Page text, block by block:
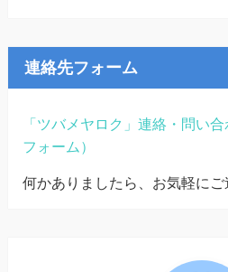
連絡先フォーム
「ツバメヤロク」連絡・問い
フォーム）
何かありましたら、お気軽にご